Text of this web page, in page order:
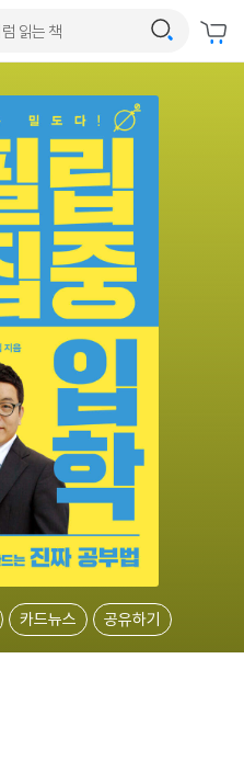
카드뉴스 공유하기